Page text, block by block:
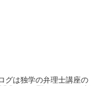
グは独学の弁理士講座の